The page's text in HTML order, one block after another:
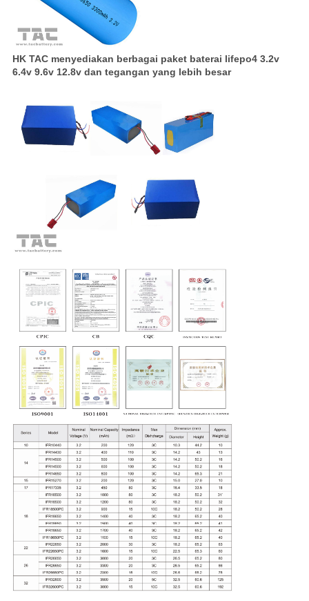
HK TAC menyediakan berbagai paket baterai lifepo4 3.2v
6.4v 9.6v 12.8v dan tegangan yang lebih besar